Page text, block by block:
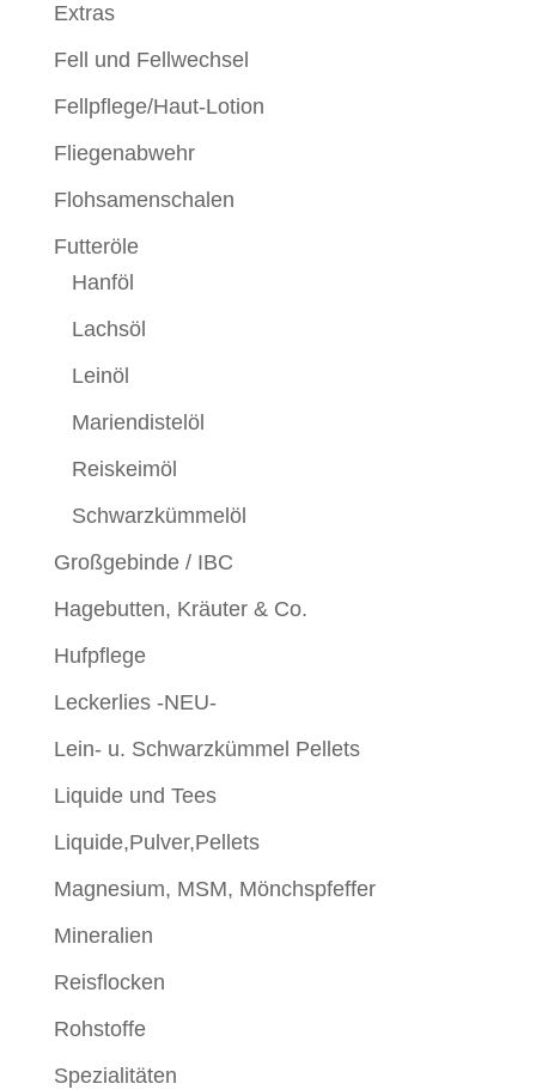
Extras
Fell und Fellwechsel
Fellpflege/Haut-Lotion
Fliegenabwehr
Flohsamenschalen
Futteröle
Hanföl
Lachsöl
Leinöl
Mariendistelöl
Reiskeimöl
Schwarzkümmelöl
Großgebinde / IBC
Hagebutten, Kräuter & Co.
Hufpflege
Leckerlies -NEU-
Lein- u. Schwarzkümmel Pellets
Liquide und Tees
Liquide,Pulver,Pellets
Magnesium, MSM, Mönchspfeffer
Mineralien
Reisflocken
Rohstoffe
Spezialitäten